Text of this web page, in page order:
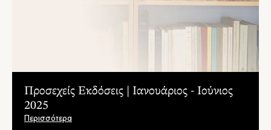
Προσεχείς Εκδόσεις | Ιανουάριος - Ιούνιος
2025
Περισσότερα